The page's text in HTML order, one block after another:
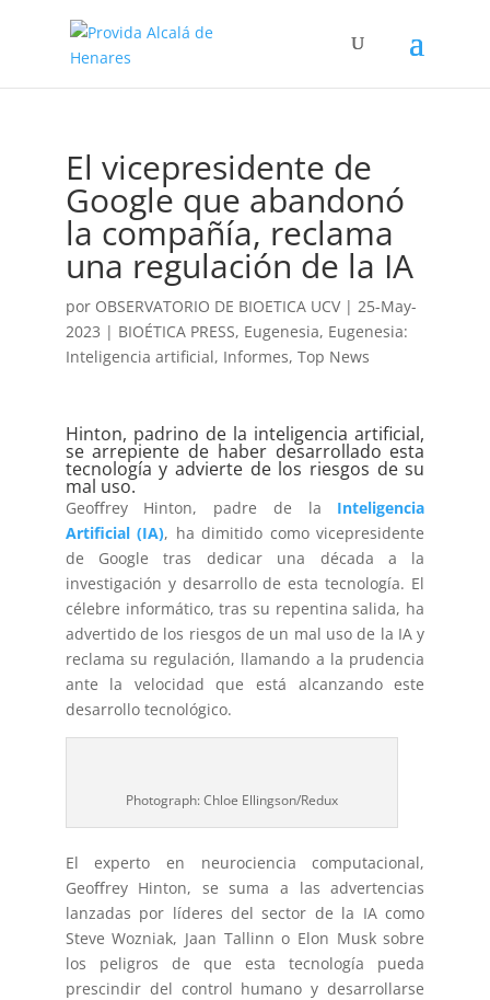
El vicepresidente de
Google que abandonó
la compañía, reclama
una regulación de la IA
por OBSERVATORIO DE BIOETICA UCV| 25-May-
2023 | BIOÉTICA PRESS, Eugenesia, Eugenesia:
Inteligencia artificial, Informes, Top News
Hinton, padrino de la inteligencia artificial,
se arrepiente de haber desarrollado esta
tecnología y advierte de los riesgos de su
mal uso.
Geoﬀrey Hinton, padre de la Inteligencia
Artificial (IA), ha dimitido como vicepresidente
de Google tras dedicar una década a la
investigación y desarrollo de esta tecnología. El
célebre informático, tras su repentina salida, ha
advertido de los riesgos de un mal uso de la IA y
reclama su regulación, llamando a la prudencia
ante la velocidad que está alcanzando este
desarrollo tecnológico.
Photograph: Chloe Ellingson/Redux
El experto en neurociencia computacional,
Geoﬀrey Hinton, se suma a las advertencias
lanzadas por líderes del sector de la IA como
Steve Wozniak, Jaan Tallinn o Elon Musk sobre
los peligros de que esta tecnología pueda
prescindir del control humano y desarrollarse